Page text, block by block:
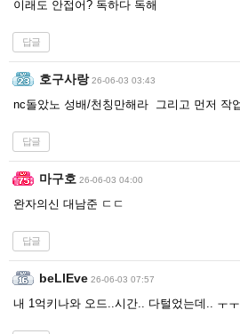
이래도 안접어? 독하다 독해
답글
호구사랑 26-06-03 03:43
nc돌았노 성배/천칭만해라 그리고 먼저 작
답글
마구호 26-06-03 04:00
완자의신 대남준 ㄷㄷ
답글
beLlEve 26-06-03 07:57
내 1억키나와 오드..시간.. 다털었는데.. ㅜ